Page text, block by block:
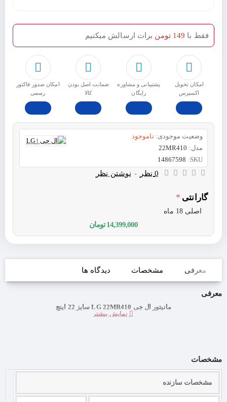
امکان تحویل
اکسپرس
پشتیبانی و مشاوره
رایگان
ﺿﻤﺎﻧﺖ اﺻﻞ ﺑﻮدن
ﮐﺎﻟﺎ
امکان صدور فاکتور
رسمی
فقط با 149 تومن برات ارسالش میکنیم
وضعیت موجودی: ناموجود
مدل: 22MR410
SKU:
14867598
0 نظر - نوشتن نظر
گارانتی
اصلی 18 ماه
14,399,000 تومان
معرفی مشخصات دیدگاه ها
معرفی
مانیتور ال جی LG 22MR410 سایز 22 اینچ
مشخصات
مشخصات سازنده